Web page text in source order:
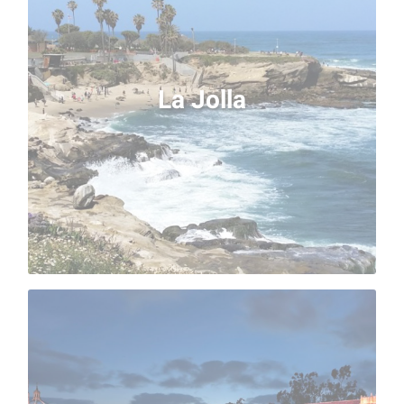
La Jolla
La Jolla
La Jolla est un quartier paisible et naturel situé au
nord de la ville. L’un de ses plus beaux spots et la
plage de la Cove, aux eaux calmes et turquoises.
Vous y rencontrerez à coup sûr les lions de mer et
mouettes, qui ne sont pas timides et viennent
souvent à proximité des visiteurs.
Balboa Park & San Diego Zoo
Le Balboa Park de San Diego est un havre de